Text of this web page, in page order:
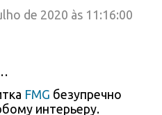
de 2020 às 11:16:00
FMG безупречно
интерьеру.